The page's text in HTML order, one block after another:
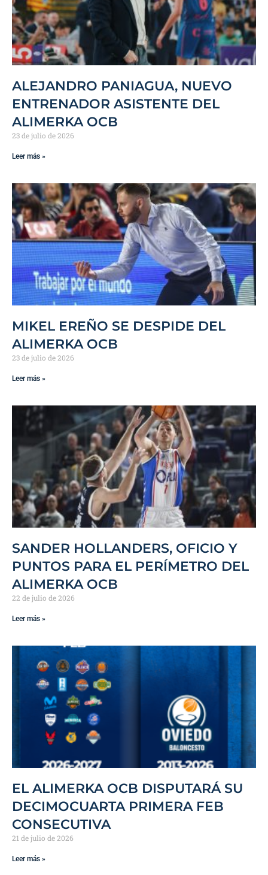
ALEJANDRO PANIAGUA, NUEVO
ENTRENADOR ASISTENTE DEL
ALIMERKA OCB
23 de julio de 2026
Leer más »
MIKEL EREÑO SE DESPIDE DEL
ALIMERKA OCB
23 de julio de 2026
Leer más »
SANDER HOLLANDERS, OFICIO Y
PUNTOS PARA EL PERÍMETRO DEL
ALIMERKA OCB
22 de julio de 2026
Leer más »
EL ALIMERKA OCB DISPUTARÁ SU
DECIMOCUARTA PRIMERA FEB
CONSECUTIVA
21 de julio de 2026
Leer más »